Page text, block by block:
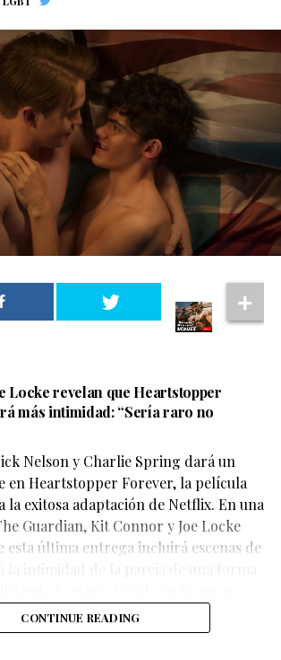
Ariana compartió que durante mucho
límites para cuidar su salud
Locke revelan que Heartstopper
más intimidad: “Sería raro no
Nelson y Charlie Spring dará un
en Heartstopper Forever, la película
la exitosa adaptación de Netflix. En una
Guardian, Kit Connor y Joe Locke
esta última entrega incluirá escenas de
CONTINUE READING